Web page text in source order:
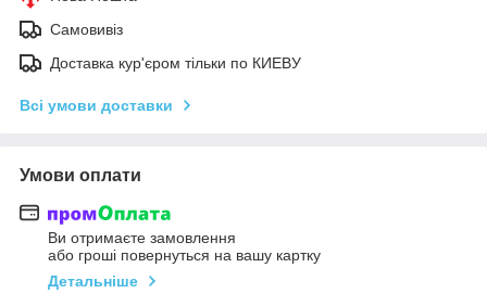
Самовивіз
Доставка кур'єром тільки по КИЕВУ
Всі умови доставки
Умови оплати
Ви отримаєте замовлення
або гроші повернуться на вашу картку
Детальніше